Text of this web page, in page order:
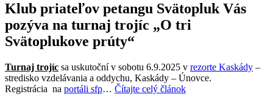
Klub priateľov petangu Svätopluk Vás
pozýva na turnaj trojíc „O tri
Svätoplukove prúty“
Turnaj trojíc sa uskutoční v sobotu 6.9.2025 v rezorte Kaskády –
stredisko vzdelávania a oddychu, Kaskády – Únovce.
Registrácia na portáli sfp… Čítajte celý článok